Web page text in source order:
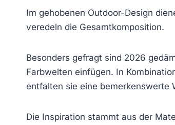
Im gehobenen Outdoor-Design
veredeln die Gesamtkomposition.
Besonders gefragt sind 2026
Farbwelten einfügen. In
entfalten sie eine bemerkenswerte
Die Inspiration stammt aus der